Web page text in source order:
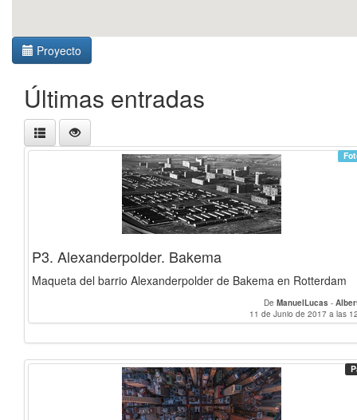
Proyecto
Últimas entradas
P3. Alexanderpolder. Bakema
Maqueta del barrio Alexanderpolder de Bakema en Rotterdam
De ManuelLucas -
11 de Junio de 2017 a las